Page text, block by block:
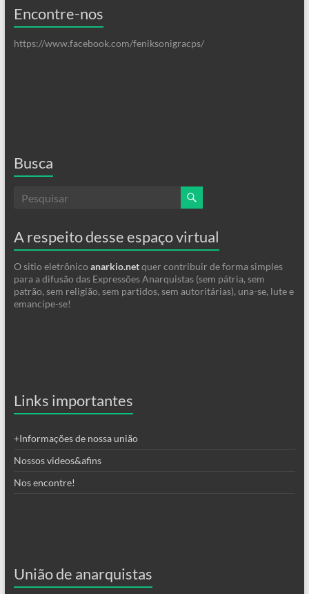
Encontre-nos
https://www.facebook.com/feniksonigracps/
Busca
A respeito desse espaço virtual
O sitio eletrônico anarkio.netquer contribuir de forma simples
para a difusão das Expressões Anarquistas (sem pátria, sem
patrão, sem religião, sem partidos, sem autoritárias), una-se, lute e
emancipe-se!
Links importantes
+Informações de nossa união
Nossos videos&afins
Nos encontre!
União de anarquistas